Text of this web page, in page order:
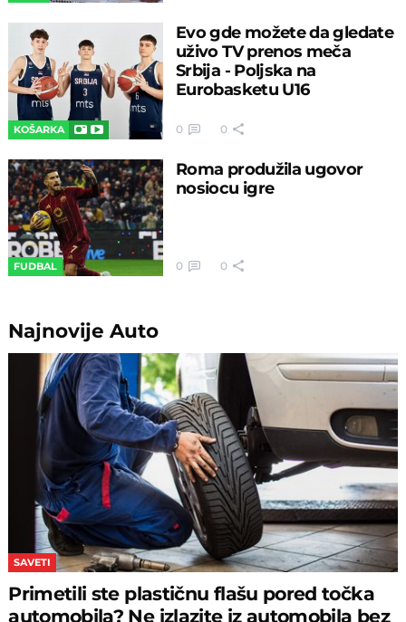
KOŠARKA
Evo gde možete da gledate
uživo TV prenos meča
Srbija - Poljska na
Eurobasketu U16
0 0
FUDBAL
Roma produžila ugovor
nosiocu igre
0 0
NajnovijeAuto
SAVETI
Primetili ste plastičnu flašu pored točka
automobila? Ne izlazite iz automobila bez